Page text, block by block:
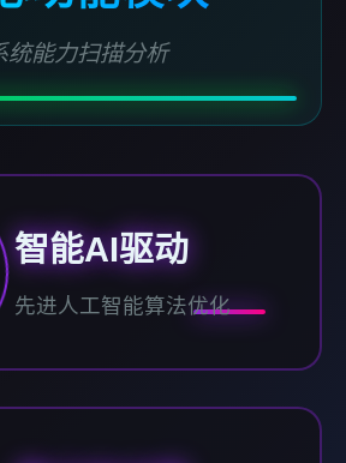
统能力扫描分析
智能AI驱动
先进人工智能算法优化